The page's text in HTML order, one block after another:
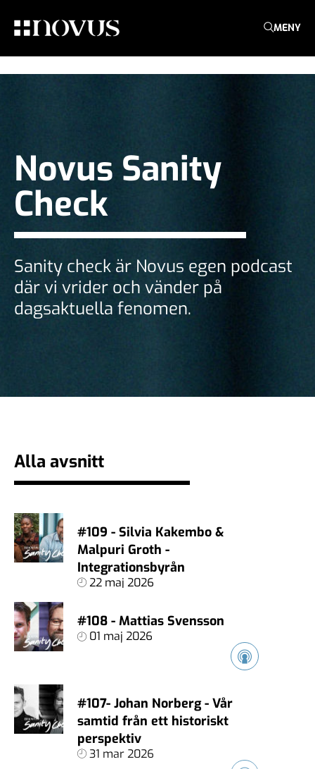
MENY
Novus Sanity
Check
Sanity check är Novus egen podcast
där vi vrider och vänder på
dagsaktuella fenomen.
Alla avsnitt
#109 - Silvia Kakembo &
Malpuri Groth -
Integrationsbyrån
22 maj 2026
#108 - Mattias Svensson
01 maj 2026
#107- Johan Norberg - Vår
samtid från ett historiskt
perspektiv
31 mar 2026